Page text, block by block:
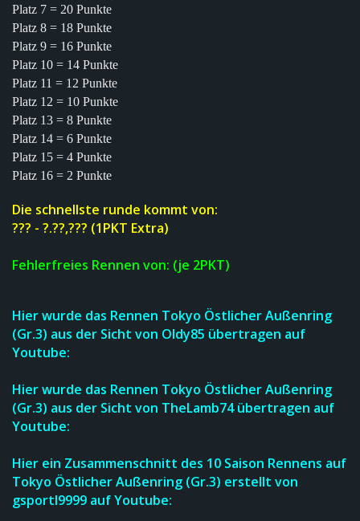
Platz 7 = 20 Punkte
Platz 8 = 18 Punkte
Platz 9 = 16 Punkte
Platz 10 = 14 Punkte
Platz 11 = 12 Punkte
Platz 12 = 10 Punkte
Platz 13 = 8 Punkte
Platz 14 = 6 Punkte
Platz 15 = 4 Punkte
Platz 16 = 2 Punkte
Die schnellste runde kommt von:
??? - ?.??,??? (1PKT Extra)
Fehlerfreies Rennen von: (je 2PKT)
Hier wurde das Rennen Tokyo Östlicher Außenring
(Gr.3) aus der Sicht von Oldy85 übertragen auf
Youtube:
Hier wurde das Rennen Tokyo Östlicher Außenring
(Gr.3) aus der Sicht von TheLamb74 übertragen auf
Youtube:
Hier ein Zusammenschnitt des 10 Saison Rennens auf
Tokyo Östlicher Außenring (Gr.3) erstellt von
gsportl9999 auf Youtube: